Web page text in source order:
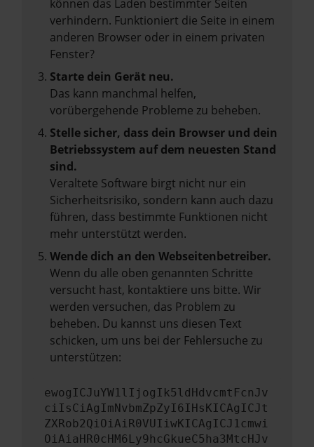
können das Laden bestimmter Seiten
verhindern. Funktioniert die Seite in einem
anderen Browser oder in einem privaten
Fenster?
Starte dein Gerät neu.
Das kann manchmal helfen,
vorübergehende Probleme zu beheben.
Stelle sicher, dass dein Browser und dein
Betriebssystem auf dem neuesten Stand
sind.
Veraltete Software birgt nicht nur ein
Sicherheitsrisiko, sondern kann auch dazu
führen, dass bestimmte Funktionen nicht
mehr unterstützt werden.
Wende dich an den Webseitenbetreiber.
Wenn du alle oben genannten Schritte
versucht hast, kontaktiere uns bitte. Wir
werden versuchen, das Problem zu
beheben. Du kannst uns diesen Text
schicken, um uns bei der Fehlersuche zu
unterstützen:
ewogICJuYW1lIjogIk5ldHdvcmtFcnJv
ciIsCiAgImNvbmZpZyI6IHsKICAgICJt
ZXRob2QiOiAiR0VUIiwKICAgICJ1cmwi
OiAiaHR0cHM6Ly9hcGkueC5ha3MtcHJv